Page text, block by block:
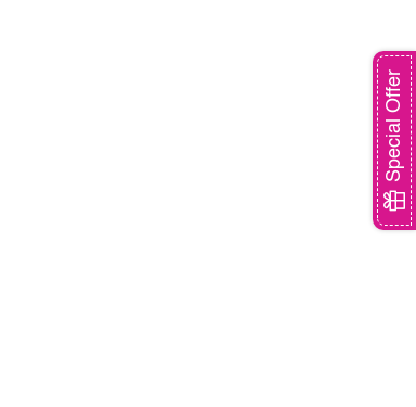
Special Offer